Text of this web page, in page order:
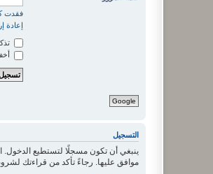
فقدت
إعادة
Google
التسجيل
ينبغي أن تكون مسجلًا لتستطيع
موافق عليها. رجاءً تأكد من قراءتك